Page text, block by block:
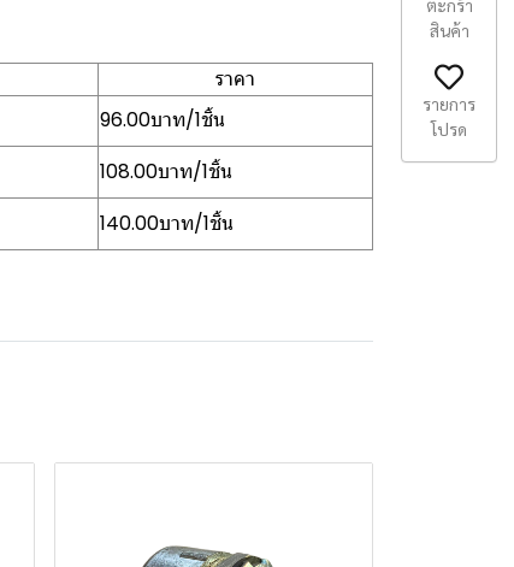
ราคา
96.00บาท/1ชิ้น
108.00บาท/1ชิ้น
140.00บาท/1ชิ้น
ตะกร้า
สินค้า
รายการ
โปรด